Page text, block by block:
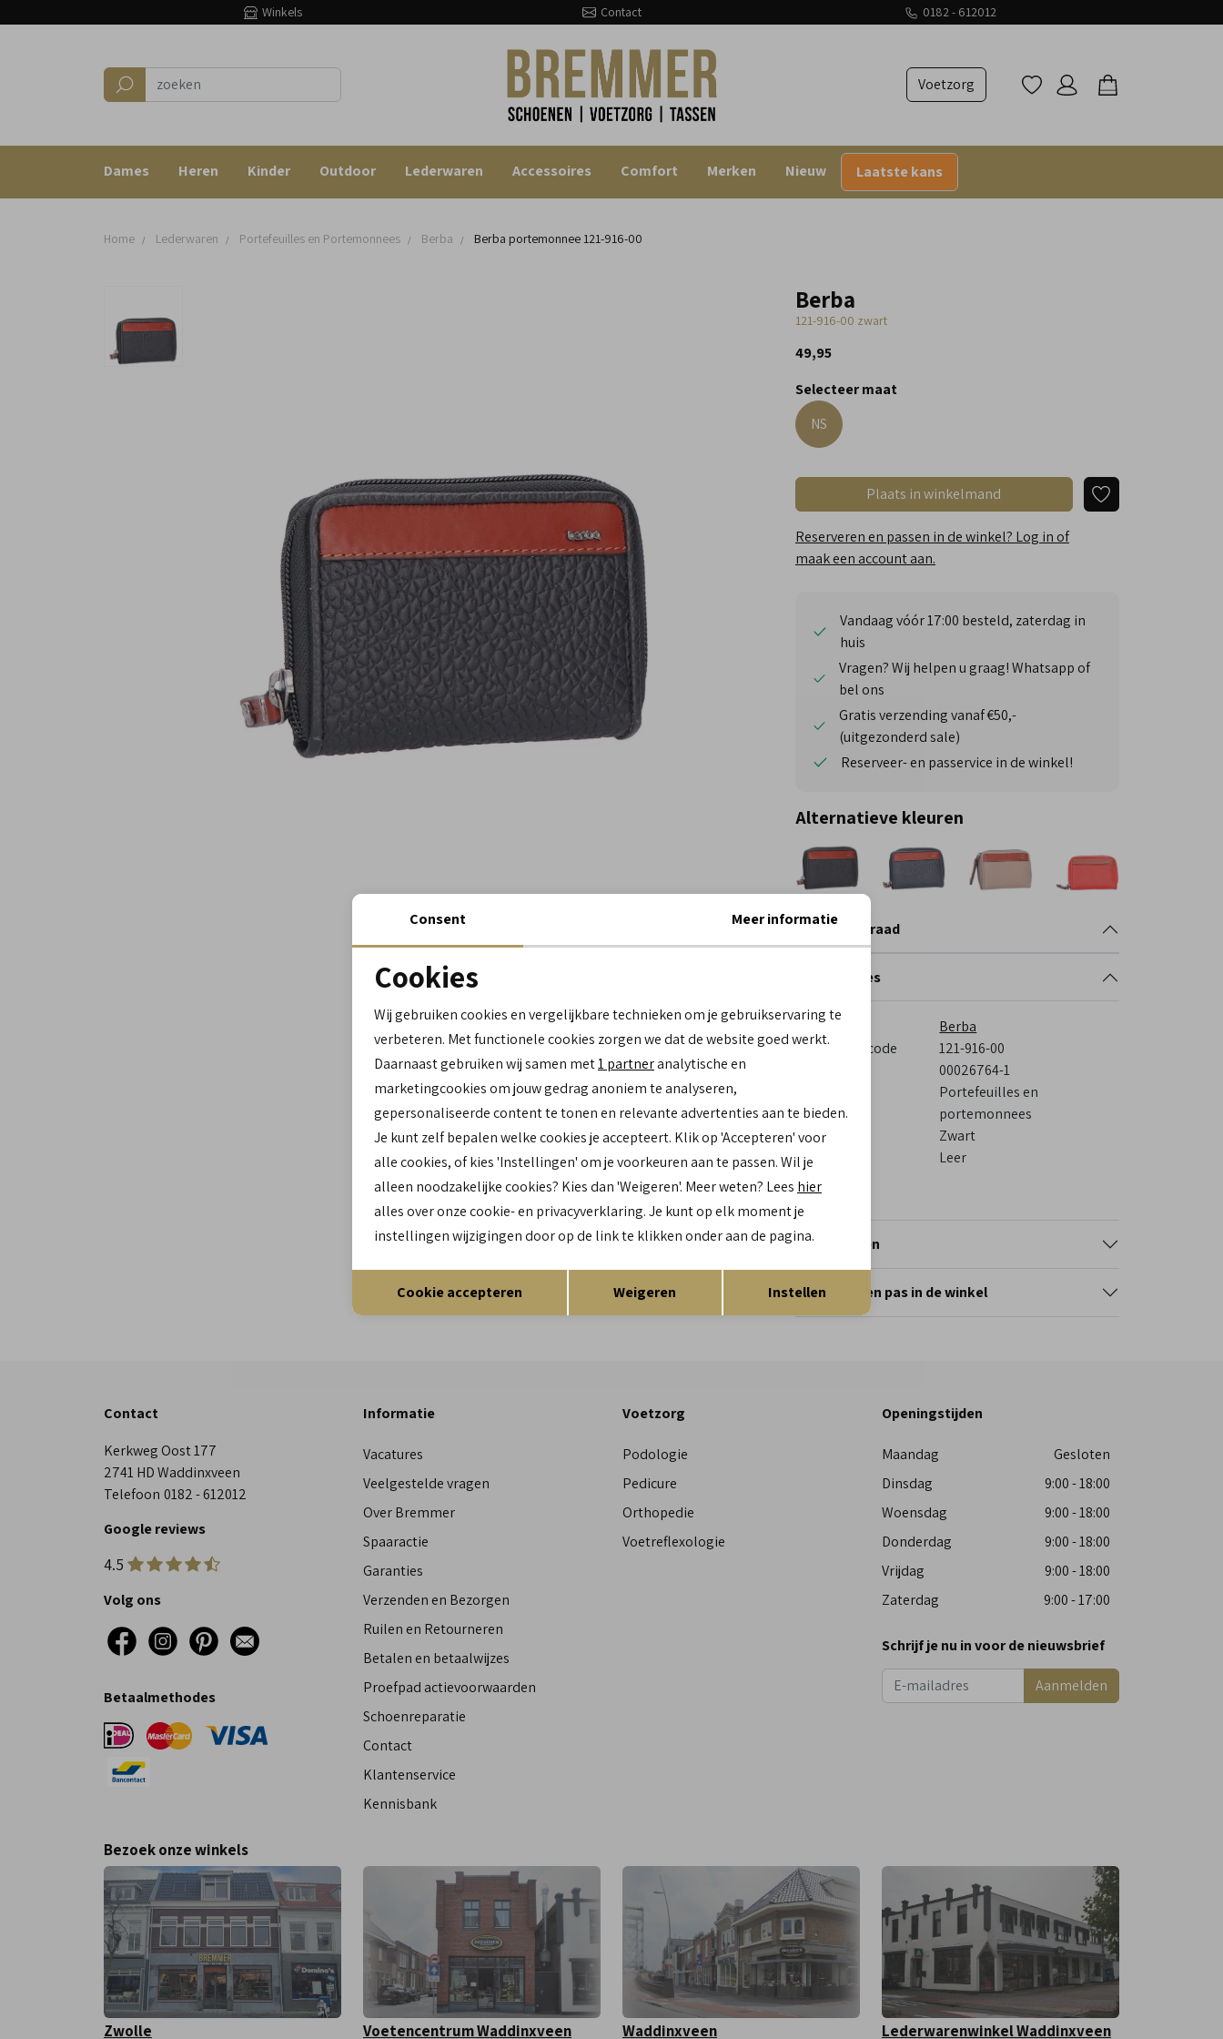
Winkels Contact 0182 - 612012
Voetzorg
Dames Heren Kinder Outdoor Lederwaren Accessoires Comfort Merken Nieuw Laatste kans
Home Lederwaren Portefeuilles en Portemonnees Berba Berba portemonnee121-916-00
Berba
121-916-00 zwart
49,95
Selecteer maat
NS
Plaats in winkelmand
Reserveren en passen in de winkel? Log in of
maak een account aan.
Vandaag vóór 17:00 besteld, zaterdag in
huis
Vragen? Wij helpen u graag! Whatsapp of
bel ons
Gratis verzending vanaf €50,-
(uitgezonderd sale)
Reserveer- en passervice in de winkel!
Alternatieve kleuren
Winkelvoorraad
Specificaties
Merk
Berba
Leveranciercode
121-916-00
00026764-1
Portefeuilles en
portemonnees
Kleur
Zwart
Materiaal
buitenkant
Leer
Retourneren
Reserveer en pas in de winkel
Contact
Kerkweg Oost 177
2741 HD Waddinxveen
Telefoon 0182 - 612012
Google reviews
4.5
Volg ons
Betaalmethodes
Informatie
Vacatures
Veelgestelde vragen
Over Bremmer
Spaaractie
Garanties
Verzenden en Bezorgen
Ruilen en Retourneren
Betalen en betaalwijzes
Proefpad actievoorwaarden
Schoenreparatie
Contact
Klantenservice
Kennisbank
Voetzorg
Podologie
Pedicure
Orthopedie
Voetreflexologie
Openingstijden
Maandag
Gesloten
Dinsdag
9:00 - 18:00
Woensdag
9:00 - 18:00
Donderdag
9:00 - 18:00
Vrijdag
9:00 - 18:00
Zaterdag
9:00 - 17:00
Schrijf je nu in voor de nieuwsbrief
Aanmelden
Bezoek onze winkels
Zwolle Voetencentrum Waddinxveen Waddinxveen Lederwarenwinkel Waddinxveen
Noodzakelijke cookies
Analytische cookies Marketing cookies
Terug Opslaan
Consent Meer informatie
Cookies
Wij gebruiken cookies en vergelijkbare technieken om je gebruikservaring te
verbeteren. Met functionele cookies zorgen we dat de website goed werkt.
Daarnaast gebruiken wij samen met1 partneranalytische en
marketingcookies om jouw gedrag anoniem te analyseren,
gepersonaliseerde content te tonen en relevante advertenties aan te bieden.
Je kunt zelf bepalen welke cookies je accepteert. Klik op 'Accepteren' voor
alle cookies, of kies 'Instellingen' om je voorkeuren aan te passen. Wil je
alleen noodzakelijke cookies? Kies dan 'Weigeren'. Meer weten? Lees hier
alles over onze cookie- en privacyverklaring. Je kunt op elk moment je
instellingen wijzigingen door op de link te klikken onder aan de pagina.
Cookie accepteren Weigeren Instellen